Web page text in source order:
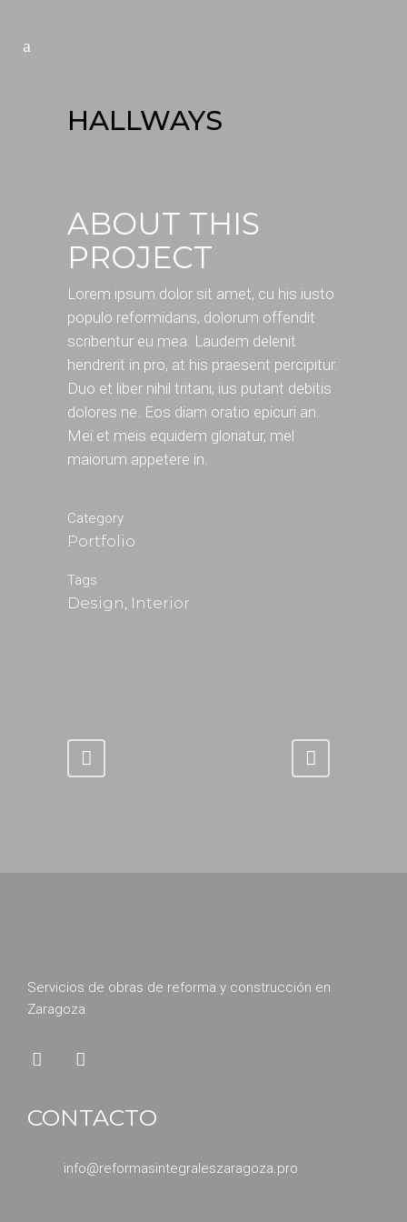
HALLWAYS
ABOUT THIS
PROJECT
Lorem ipsum dolor sit amet, cu his iusto
populo reformidans, dolorum offendit
scribentur eu mea. Laudem delenit
hendrerit in pro, at his praesent percipitur.
Duo et liber nihil tritani, ius putant debitis
dolores ne. Eos diam oratio epicuri an.
Mei et meis equidem gloriatur, mel
maiorum appetere in.
Category
Portfolio
Tags
Design, Interior
Servicios de obras de reforma y construcción en
Zaragoza
CONTACTO
info@reformasintegraleszaragoza.pro